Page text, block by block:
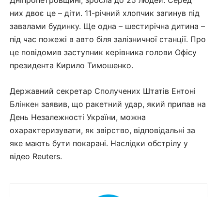
них двоє це – діти. 11-річний хлопчик загинув під
завалами будинку. Ще одна – шестирічна дитина –
під час пожежі в авто біля залізничної станції. Про
це повідомив заступник керівника голови Офісу
президента Кирило Тимошенко.
Державний секретар Сполучених Штатів Ентоні
Блінкен заявив, що ракетний удар, який припав на
День Незалежності України, можна
охарактеризувати, як звірство, відповідальні за
яке мають бути покарані. Наслідки обстрілу у
відео Reuters.